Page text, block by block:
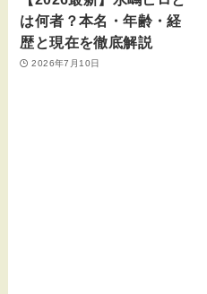
は何者？本名・年齢・経
歴と現在を徹底解説
2026年7月10日